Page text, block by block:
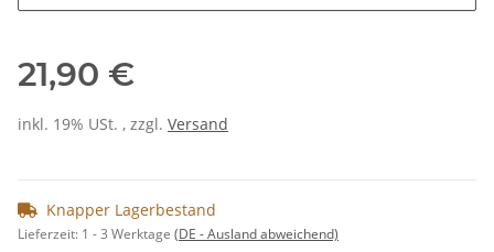
21,90 €
inkl. 19% USt. , zzgl. Versand
Knapper Lagerbestand
Lieferzeit: 1 - 3 Werktage (DE - Ausland abweichend)